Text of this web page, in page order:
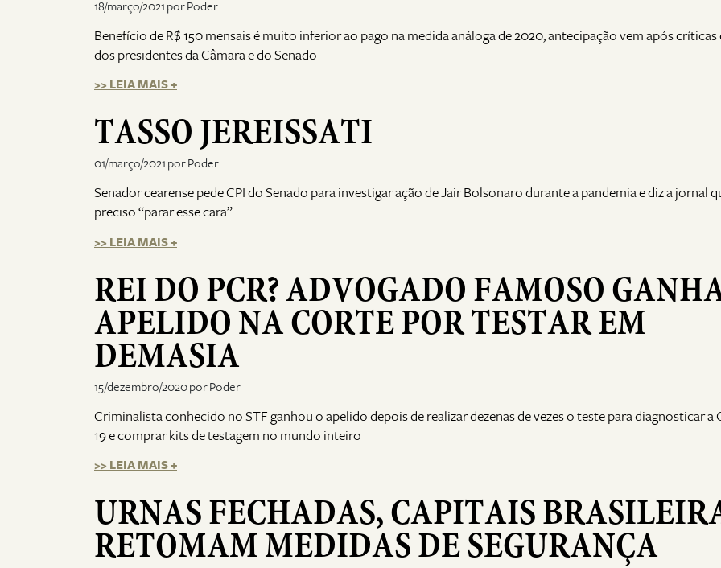
18/março/2021 por Poder
Benefício de R$ 150 mensais é muito inferior ao pago na medida análoga de 2020; antecipação vem após críticas
dos presidentes da Câmara e do Senado
>> LEIA MAIS +
TASSO JEREISSATI
01/março/2021 por Poder
Senador cearense pede CPI do Senado para investigar ação de Jair Bolsonaro durante a pandemia e diz a jornal
preciso “parar esse cara”
>> LEIA MAIS +
REI DO PCR? ADVOGADO FAMOSO
APELIDO NA CORTE POR TESTAR EM
DEMASIA
15/dezembro/2020 por Poder
Criminalista conhecido no STF ganhou o apelido depois de realizar dezenas de vezes o teste para diagnosticar a
19 e comprar kits de testagem no mundo inteiro
>> LEIA MAIS +
URNAS FECHADAS, CAPITAIS
RETOMAM MEDIDAS DE SEGURANÇA